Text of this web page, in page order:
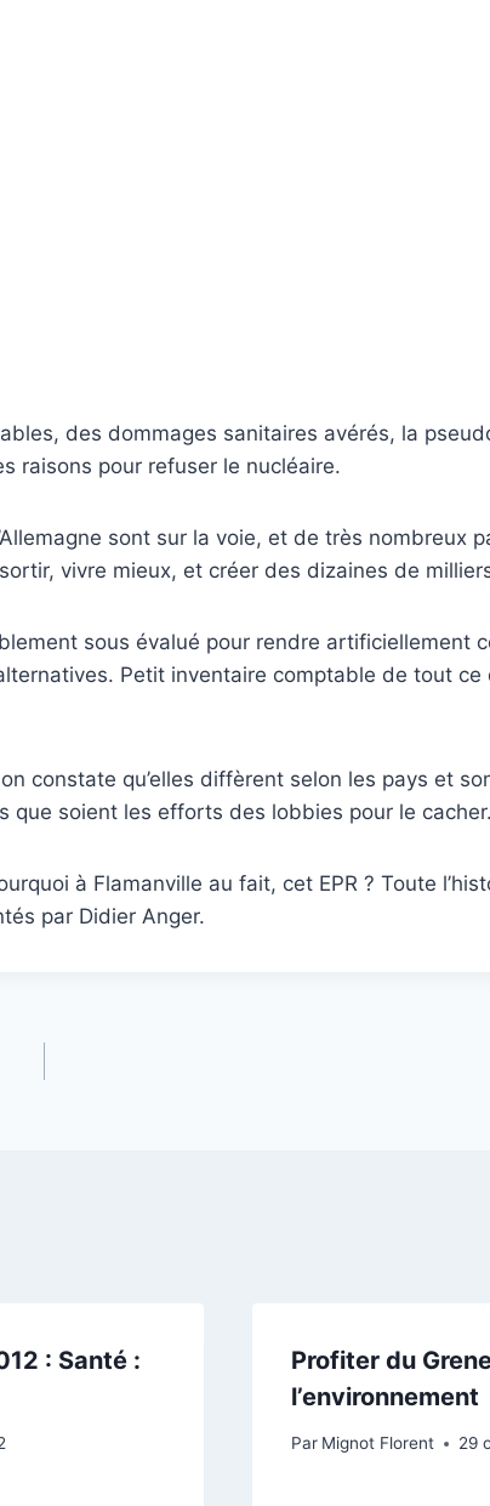
des dommages sanitaires avérés, la
raisons pour refuser le nucléaire.
sont sur la voie, et de très nombreux
vivre mieux, et créer des dizaines de
sous évalué pour rendre artificiellement
Petit inventaire comptable de tout
constate qu’elles diffèrent selon les pays et
que soient les efforts des lobbies pour le
à Flamanville au fait, cet EPR ? Toute
par Didier Anger.
: Santé :
Profiter du
l’environnement
Par Mignot Florent 29